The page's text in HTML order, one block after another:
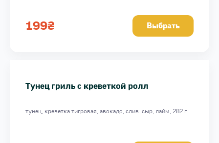
Филадельфия в масаго с лососем терияки ролл
Филадельфия лосось + угорь ролл
199₴ Выбрать
Тунец гриль с креветкой ролл
тунец, креветка тигровая, авокадо, слив. сыр, лайм, 282 г